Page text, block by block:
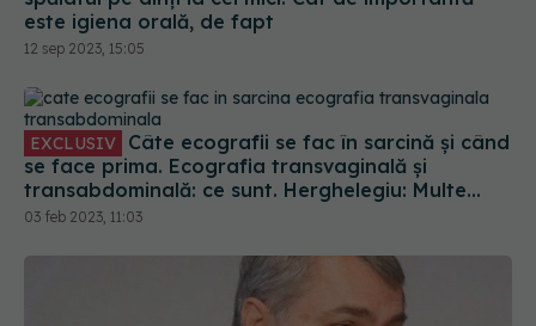
12 sep 2023, 15:05
EXCLUSIV Câte ecografii se fac în sarcină și când
se face prima. Ecografia transvaginală și
transabdominală: ce sunt. Herghelegiu: Multe
paciente pățesc asta, nu trebuie să intre în
panică
03 feb 2023, 11:03